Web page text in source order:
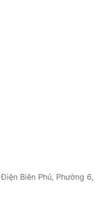
Điện Biên Phủ, Phường 6,